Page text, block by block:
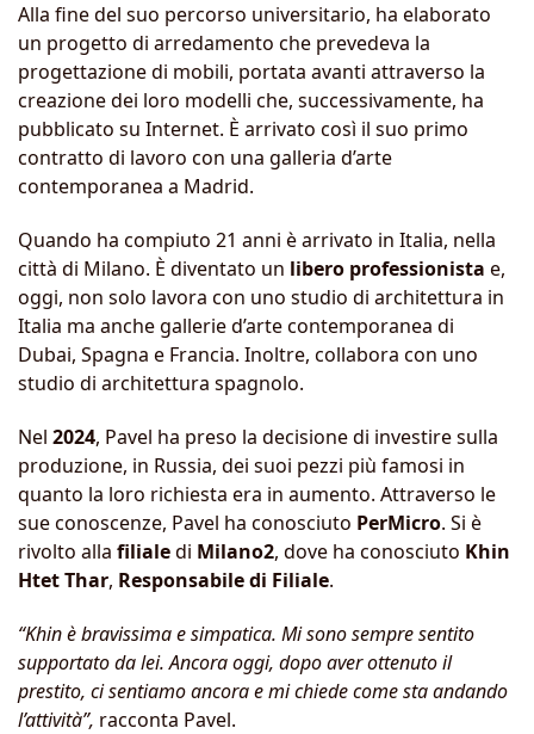
Alla fine del suo percorso universitario, ha elaborato
un progetto di arredamento che prevedeva la
progettazione di mobili, portata avanti attraverso la
creazione dei loro modelli che, successivamente, ha
pubblicato su Internet. È arrivato così il suo primo
contratto di lavoro con una galleria d’arte
contemporanea a Madrid.
Quando ha compiuto 21 anni è arrivato in Italia, nella
città di Milano. È diventato un libero professionista e,
oggi, non solo lavora con uno studio di architettura in
Italia ma anche gallerie d’arte contemporanea di
Dubai, Spagna e Francia. Inoltre, collabora con uno
studio di architettura spagnolo.
Nel 2024, Pavel ha preso la decisione di investire sulla
produzione, in Russia, dei suoi pezzi più famosi in
quanto la loro richiesta era in aumento. Attraverso le
sue conoscenze, Pavel ha conosciuto PerMicro. Si è
rivolto alla filialedi Milano2, dove ha conosciuto Khin
Htet Thar, Responsabile di Filiale.
“Khin è bravissima e simpatica. Mi sono sempre sentito
supportato da lei. Ancora oggi, dopo aver ottenuto il
prestito, ci sentiamo ancora e mi chiede come sta andando
l’attività”, racconta Pavel.